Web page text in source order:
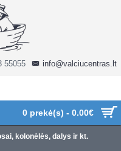
0 prekė(s) - 0.00€
55055 info@valciucentras.lt
kolonėlės, dalys ir kt.